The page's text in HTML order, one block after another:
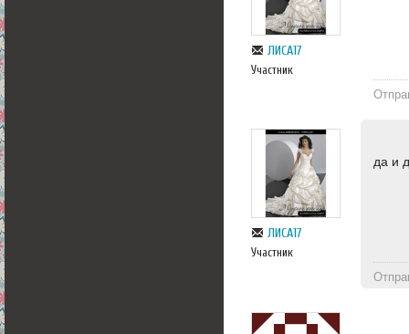
ЛИСА17
Участник
ЛИСА17
Участник
да и